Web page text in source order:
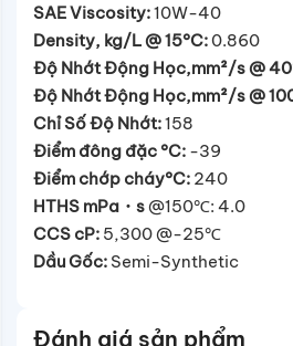
SAE Viscosity:10W-40
Density, kg/L @ 15°C:0.860
Độ Nhớt Động Học,mm²/s @
Độ Nhớt Động Học,mm²/s @
Chỉ Số Độ Nhớt:158
Điểm đông đặc °C: -39
Điểm chớp cháy°C: 240
HTHS mPa・s@150℃: 4.0
CCS cP: 5,300 @-25℃
Dầu Gốc: Semi-Synthetic
Đánh giá sản phẩm